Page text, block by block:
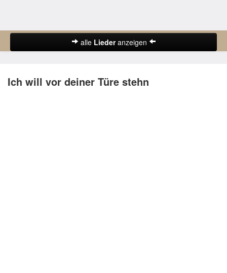
alle Liederanzeigen
Deutsche Lieder
Ich will vor deiner Türe stehn